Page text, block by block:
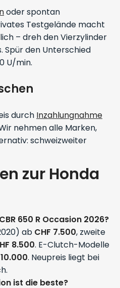
oder spontan
Testgelände macht
– dreh den Vierzylinder
Spür den Unterschied
U/min.
durch Inzahlungnahme
nehmen alle Marken,
schweizweiter
zur Honda
650 R Occasion 2026?
ab CHF 7.500, zweite
8.500. E-Clutch-Modelle
. Neupreis liegt bei
ist die beste?